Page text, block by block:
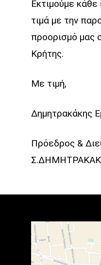
Εκτιμούμε
τιμά με την
προορισμό μας
Κρήτης.
Με τιμή,
Δημητρακάκης
Πρόεδρος &